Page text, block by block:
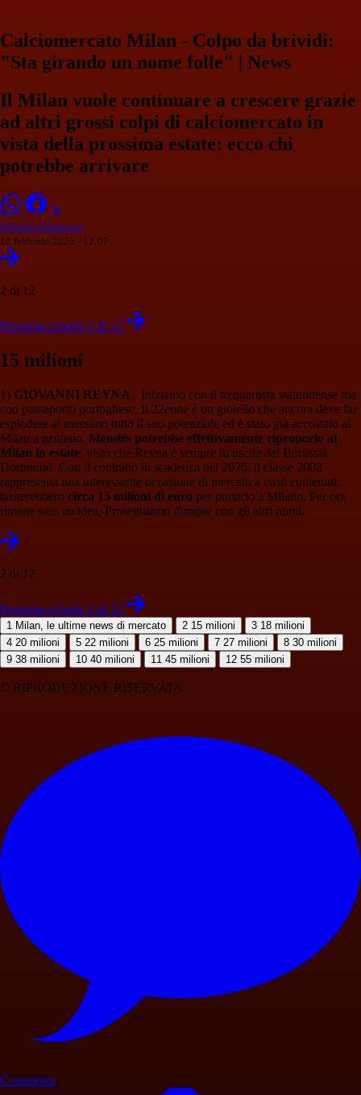
Calciomercato Milan - Colpo da brividi:
"Sta girando un nome folle" | News
Il Milan vuole continuare a crescere grazie
ad altri grossi colpi di calciomercato in
vista della prossima estate: ecco chi
potrebbe arrivare
Stefania Palminteri
10 febbraio 2025 - 12:07
2 di 12
Prossima scheda 2 di 12
15 milioni
1) GIOVANNI REYNA - Iniziamo con il trequartista statunitense ma
con passaporto portoghese. Il 22enne è un gioiello che ancora deve far
esplodere al massimo tutto il suo potenziale ed è stato già accostato al
Milan a gennaio. Mendes potrebbe effettivamente riproporlo al
Milan in estate, visto che Reyna è sempre in uscita dal Borussia
Dortmund. Con il contratto in scadenza nel 2026, il classe 2002
rappresenta una interessante occasione di mercato a costi contenuti:
basterebbero circa 15 milioni di euro per portarlo a Milano. Per ora
rimane solo un'idea. Proseguiamo dunque con gli altri nomi.
2 di 12
Prossima scheda 2 di 12
1 Milan, le ultime news di mercato 2 15 milioni 3 18 milioni
4 20 milioni 5 22 milioni 6 25 milioni 7 27 milioni 8 30 milioni
9 38 milioni 10 40 milioni 11 45 milioni 12 55 milioni
© RIPRODUZIONE RISERVATA
Commenta